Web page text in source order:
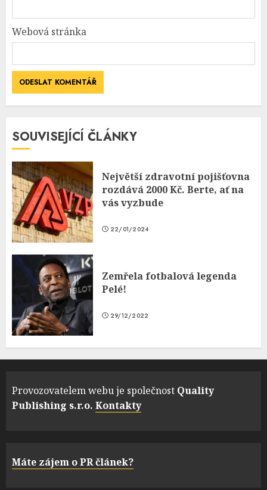
Webová stránka
SOUVISEJÍCÍ ČLÁNKY
Největší zdravotní pojišťovna
rozdává 2000 Kč. Berte, ať na
vás vyzbude
22/01/2024
Zemřela fotbalová legenda
Pelé!
29/12/2022
Provozovatelem webu je společnost Quality
Publishing s.r.o. Kontakty
Máte zájem o PR článek?